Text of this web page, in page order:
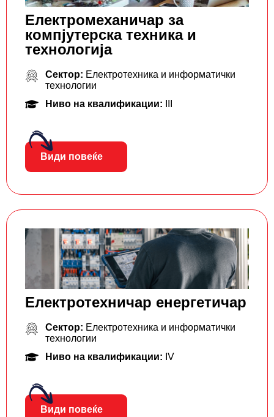
Електромеханичар за
компјутерска техника и
технологија
Сектор: Електротехника и информатички
технологии
Ниво на квалификации:
Види повеќе
Електротехничар енергетичар
Сектор: Електротехника и информатички
технологии
Ниво на квалификации: IV
Види повеќе